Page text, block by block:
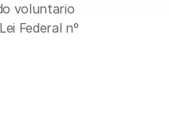
voluntario
Federal nº